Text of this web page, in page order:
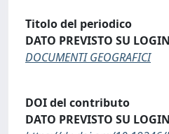
Titolo del periodico
DATO PREVISTO SU
DOCUMENTI GEOGRAFICI
DOI del contributo
DATO PREVISTO SU